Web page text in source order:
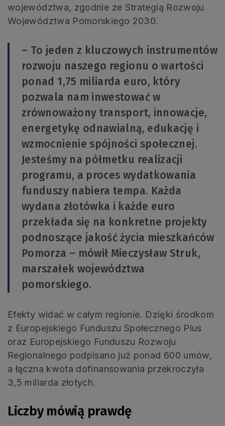
województwa, zgodnie ze Strategią Rozwoju
Województwa Pomorskiego 2030.
– To jeden z kluczowych instrumentów
rozwoju naszego regionu o wartości
ponad 1,75 miliarda euro, który
pozwala nam inwestować w
zrównoważony transport, innowacje,
energetykę odnawialną, edukację i
wzmocnienie spójności społecznej.
Jesteśmy na półmetku realizacji
programu, a proces wydatkowania
funduszy nabiera tempa. Każda
wydana złotówka i każde euro
przekłada się na konkretne projekty
podnoszące jakość życia mieszkańców
Pomorza – mówił Mieczysław Struk,
marszałek województwa
pomorskiego.
Efekty widać w całym regionie. Dzięki środkom
z Europejskiego Funduszu Społecznego Plus
oraz Europejskiego Funduszu Rozwoju
Regionalnego podpisano już ponad 600 umów,
a łączna kwota dofinansowania przekroczyła
3,5 miliarda złotych.
Liczby mówią prawdę